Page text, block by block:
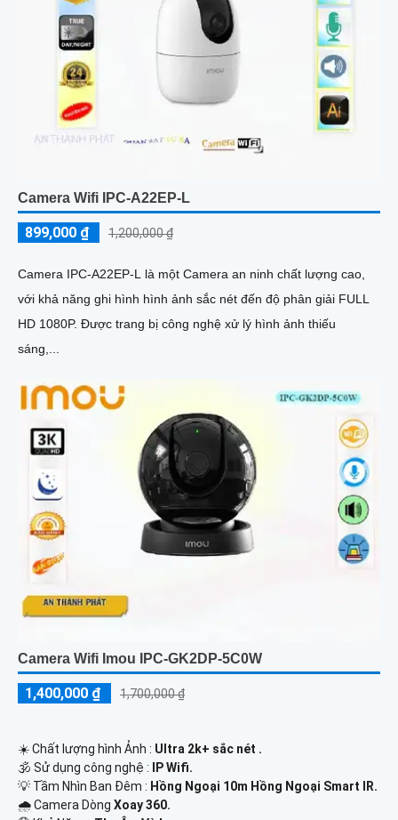
Camera Wifi IPC-A22EP-L
899,000 ₫ 1,200,000 ₫
Camera IPC-A22EP-L là một Camera an ninh chất lượng cao,
với khả năng ghi hình hình ảnh sắc nét đến độ phân giải FULL
HD 1080P. Được trang bị công nghệ xử lý hình ảnh thiếu
sáng,...
Camera Wifi Imou IPC-GK2DP-5C0W
1,400,000 ₫ 1,700,000 ₫
☀️ Chất lượng hình Ảnh : Ultra 2k+ sắc nét .
🕉️ Sử dụng công nghệ :
IP Wifi.
💡 Tầm Nhìn Ban Đêm : Hồng Ngoại 10m Hồng Ngoại Smart IR.
🌧️ Camera Dòng Xoay 360.